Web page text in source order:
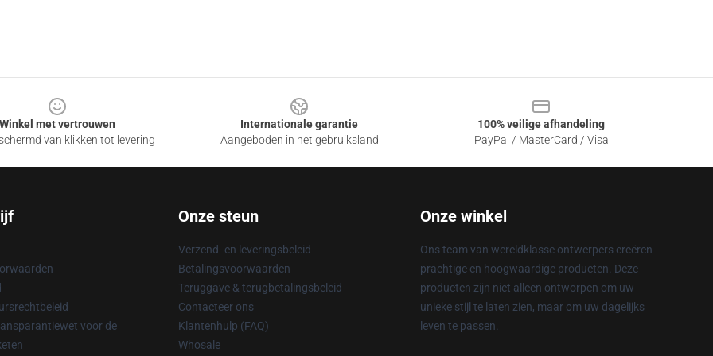
Winkel met vertrouwen
van klikken tot levering
Internationale garantie
Aangeboden in het gebruiksland
100% veilige afhandeling
PayPal / MasterCard / Visa
voor de
Onze steun
Verzend- en leveringsbeleid
Betalingsvoorwaarden
Teruggave & terugbetalingsbeleid
Contacteer ons
Klantenhulp (FAQ)
Whosale
Onze winkel
Ons team van wereldklasse ontwerpers creëren
prachtige en hoogwaardige producten. Deze
producten zijn niet alleen ontworpen om uw
unieke stijl te laten zien, maar om uw dagelijks
leven te passen.